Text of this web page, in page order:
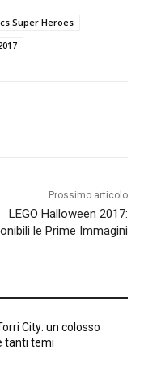
Super Heroes
Prossimo articolo
LEGO Halloween 2017:
le Prime Immagini
City: un colosso
tanti temi